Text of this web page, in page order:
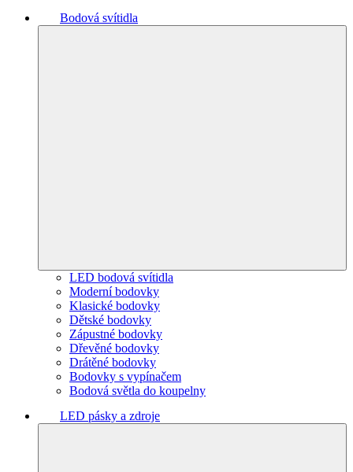
Bodová svítidla
LED bodová svítidla
Moderní bodovky
Klasické bodovky
Dětské bodovky
Zápustné bodovky
Dřevěné bodovky
Drátěné bodovky
Bodovky s vypínačem
Bodová světla do koupelny
LED pásky a zdroje